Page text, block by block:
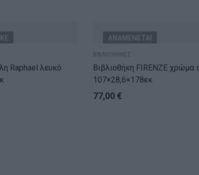
λευκό
ΑΝΑΜΕΝΕΤΑΙ
ΒΙΒΛΙΟΘΗΚΕΣ
Βιβλιοθήκη FIRENZE χρώμα sonoma
107×28,6×178εκ
77,00 €